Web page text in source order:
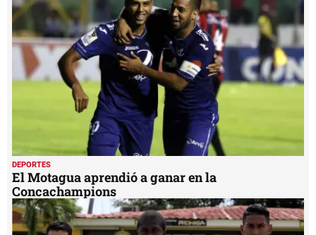
DEPORTES
El Motagua aprendió a ganar en la
Concachampions